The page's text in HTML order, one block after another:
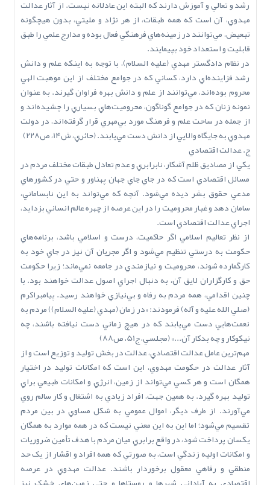
رشد و تعالي و آموزش دارند که البته اين عادلانه نيست. از آثار عدالت
مهدوي، آن است که همه طبقات، از هر نژاد و مليتي، بدون هيچگونه
تبعيض، مي‌توانند در زمينه‌هاي فرهنگي فعال بوده و مدارج علمي را طبق
قابليت و استعداد خود بپيمايند.
در نظام دادگستر مهدي (عليه السلام)، با توجه به اينکه علم و دانش
رشد فزاينده‌اي دارد، کساني که در جوامع مختلف از اين موهبت الهي
محروم بوده‌اند، مي‌توانند از علم و دانش بهره فراوان گيرند. به عنوان
نمونه زنان که در جوامع گوناگون، محروميت‌هاي بسياري را چشيده‌اند و
از جمله در ساحت علم و فرهنگ مورد بي‌مهري قرار گرفته‌اند، در دولت
مهدوي به جايگاه والايي از دانش دست مي‌يابند. (حائري، ش14، ص228)
ج. عدالت اقتصادي
يکي از مصاديق ظلم آشکار، نابرابري و عدم تعادل طبقات مختلف مردم در
مسائل اقتصادي است که در جاي جاي جهان پهناور و حتي در کشورهاي
مدعي حقوق بشر ديده مي‌شود. آنچه که مي‌تواند به اين نابساماني،
سامان دهد و غبار محروميت را در اين عرصه از چهره عالم انساني بزدايد،
اجراي عدالت اقتصادي است.
از نظر تعاليم اسلامي اگر حاکميت، درست و اسلامي باشد، برنامه‌هاي
حکومت به درستي تنظيم مي‌شود و اگر مجريان آن نيز در جاي خود به
کارگمارده شوند، محروميت و نيازمندي در جامعه نمي‌ماند؛ زيرا حکومت
حق و کارگزاران لايق آن، به دنبال اجراي اصول عدالت خواهند بود. با
چنين اقدامي، همه مردم به رفاه و بي‌نيازي خواهند رسيد. پيامبراکرم
(صلي ‌الله‌ عليه‌ و آله) فرمودند: «در زمان (مهدي (عليه السلام)) مردم به
نعمت‌هايي دست مي‌يابند که در هيچ زماني دست نيافته باشند، چه
نيکوکار و چه بدکار آن...» (مجلسي، ج51، ص88)
مهم‌ترين عامل عدالت اقتصادي، عدالت در بخش توليد و توزيع است و از
آثار عدالت در حکومت مهدوي، اين است که امکانات توليد در اختيار
همگان است و هر کسي مي‌تواند از زمين، انرژي و امکانات طبيعي براي
توليد بهره گيرد. به همين جهت، افراد زيادي به اشتغال و کار سالم روي
مي‌آورند. از طرف ديگر، اموال عمومي به شکل مساوي در بين مردم
تقسيم مي‌شود؛ اما اين به اين معني نيست که در همه موارد به همگان
يکسان پرداخت شود، در واقع برابري ميان مردم با هدف تأمين ضروريات
و امکانات اوليه زندگي است، به صورتي که همه افراد و اقشار از يک حد
منطقي و رفاهي معقول برخوردار باشند. عدالت مهدوي در عرصه